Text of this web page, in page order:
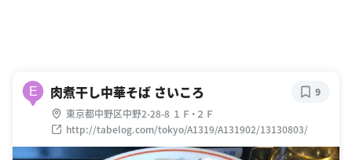
E 肉煮干し中華そば さいころ
東京都中野区中野2-28-8 １Ｆ・２Ｆ
http://tabelog.com/tokyo/A1319/A131902/13130803/
9